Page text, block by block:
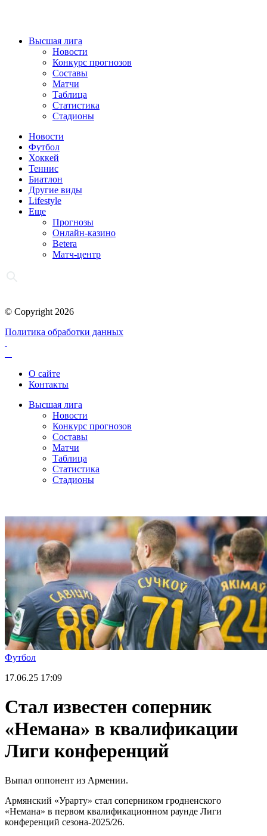
Высшая лига
Новости
Конкурс прогнозов
Составы
Матчи
Таблица
Статистика
Стадионы
Новости
Футбол
Хоккей
Теннис
Биатлон
Другие виды
Lifestyle
Еще
Прогнозы
Онлайн-казино
Betera
Матч-центр
© Copyright 2026
Политика обработки данных
О сайте
Контакты
Высшая лига
Новости
Конкурс прогнозов
Составы
Матчи
Таблица
Статистика
Стадионы
Футбол
17.06.25 17:09
Стал известен соперник
«Немана» в квалификации
Лиги конференций
Выпал оппонент из Армении.
Армянский «Урарту» стал соперником гродненского
«Немана» в первом квалификационном раунде Лиги
конференций сезона-2025/26.